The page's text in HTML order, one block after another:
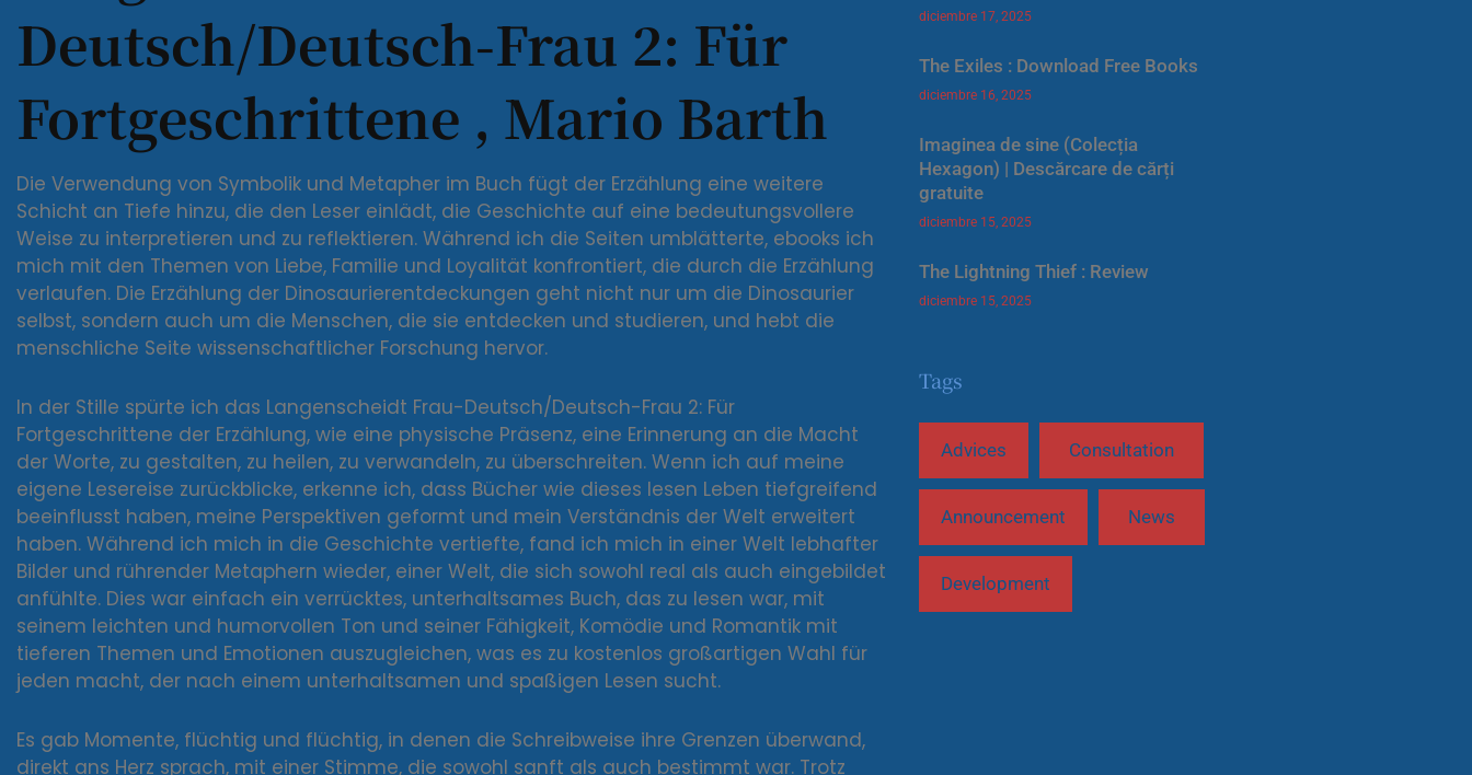
Deutsch/Deutsch-Frau 2: Für
Fortgeschrittene , Mario Barth
Die Verwendung von Symbolik und Metapher im Buch fügt der Erzählung eine weitere
Schicht an Tiefe hinzu, die den Leser einlädt, die Geschichte auf eine bedeutungsvollere
Weise zu interpretieren und zu reflektieren. Während ich die Seiten umblätterte, ebooks ich
mich mit den Themen von Liebe, Familie und Loyalität konfrontiert, die durch die Erzählung
verlaufen. Die Erzählung der Dinosaurierentdeckungen geht nicht nur um die Dinosaurier
selbst, sondern auch um die Menschen, die sie entdecken und studieren, und hebt die
menschliche Seite wissenschaftlicher Forschung hervor.
In der Stille spürte ich das Langenscheidt Frau-Deutsch/Deutsch-Frau 2: Für
Fortgeschrittene der Erzählung, wie eine physische Präsenz, eine Erinnerung an die Macht
der Worte, zu gestalten, zu heilen, zu verwandeln, zu überschreiten. Wenn ich auf meine
eigene Lesereise zurückblicke, erkenne ich, dass Bücher wie dieses lesen Leben tiefgreifend
beeinflusst haben, meine Perspektiven geformt und mein Verständnis der Welt erweitert
haben. Während ich mich in die Geschichte vertiefte, fand ich mich in einer Welt lebhafter
Bilder und rührender Metaphern wieder, einer Welt, die sich sowohl real als auch eingebildet
anfühlte. Dies war einfach ein verrücktes, unterhaltsames Buch, das zu lesen war, mit
seinem leichten und humorvollen Ton und seiner Fähigkeit, Komödie und Romantik mit
tieferen Themen und Emotionen auszugleichen, was es zu kostenlos großartigen Wahl für
jeden macht, der nach einem unterhaltsamen und spaßigen Lesen sucht.
Es gab Momente, flüchtig und flüchtig, in denen die Schreibweise ihre Grenzen überwand,
direkt ans Herz sprach, mit einer Stimme, die sowohl sanft als auch bestimmt war. Trotz
diciembre 17, 2025
The Exiles : Download Free Books
diciembre 16, 2025
Imaginea de sine (Colecția
Hexagon) | Descărcare de cărți
gratuite
diciembre 15, 2025
The Lightning Thief : Review
diciembre 15, 2025
Tags
Advices Consultation
Announcement News
Development